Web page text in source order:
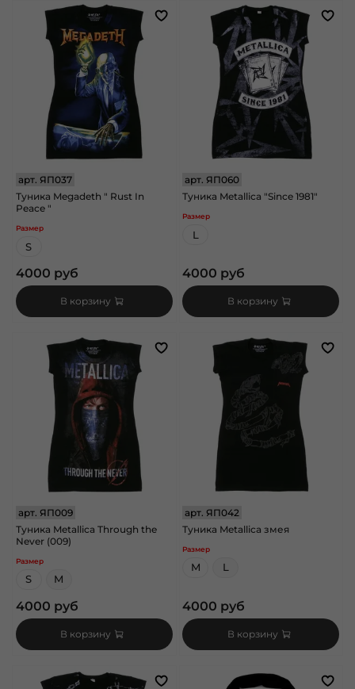
арт. ЯП037
Туника Megadeth " Rust In
Peace "
Размер
S
4000 руб
В корзину
арт.ЯП060
Туника Metallica "Since 1981"
Размер
L
4000 руб
В корзину
арт. ЯП009
Туника Metallica Through the
Never (009)
Размер
S M
4000 руб
В корзину
арт.ЯП042
Туника Metallica змея
Размер
M L
4000 руб
В корзину